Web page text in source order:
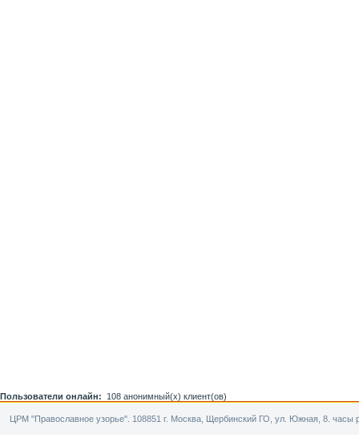
Пользователи онлайн: 108 анонимный(х) клиент(ов)
ЦРМ "Православное узорье". 108851 г. Москва, Щербинский ГО, ул. Южная, 8. часы